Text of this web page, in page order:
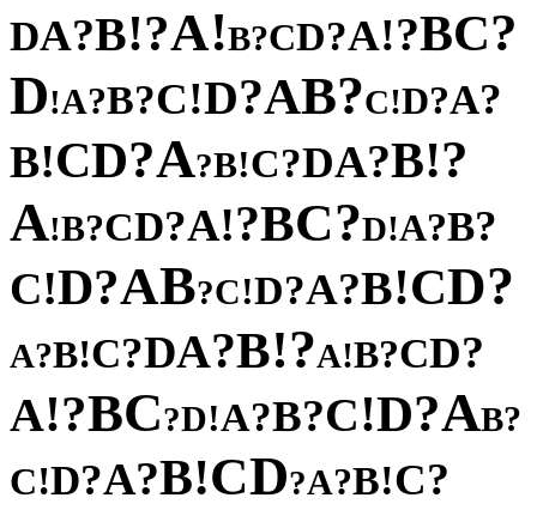
DA?B!?A!B?CD?A!?BC?
D!A?B?C!D?AB?C!D?A?
B!CD?A?B!C?DA?B!?
A!B?CD?A!?BC?D!A?B?
C!D?AB?C!D?A?B!CD?
A?B!C?DA?B!?A!B?CD?
A!?BC?D!A?B?C!D?AB?
C!D?A?B!CD?A?B!C?